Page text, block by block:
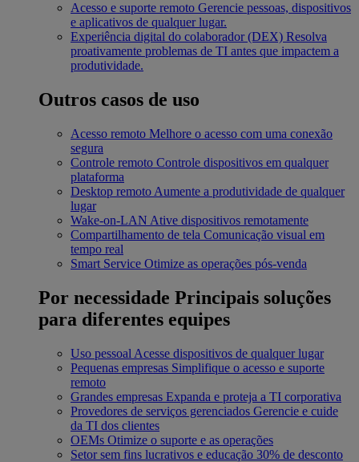
Acesso e suporte remoto Gerencie pessoas, dispositivos
e aplicativos de qualquer lugar.
Experiência digital do colaborador (DEX) Resolva
proativamente problemas de TI antes que impactem a
produtividade.
Outros casos de uso
Acesso remoto Melhore o acesso com uma conexão
segura
Controle remoto Controle dispositivos em qualquer
plataforma
Desktop remoto Aumente a produtividade de qualquer
lugar
Wake-on-LAN Ative dispositivos remotamente
Compartilhamento de tela Comunicação visual em
tempo real
Smart Service Otimize as operações pós-venda
Por necessidade Principais soluções
para diferentes equipes
Uso pessoal Acesse dispositivos de qualquer lugar
Pequenas empresas Simplifique o acesso e suporte
remoto
Grandes empresas Expanda e proteja a TI corporativa
Provedores de serviços gerenciados Gerencie e cuide
da TI dos clientes
OEMs Otimize o suporte e as operações
Setor sem fins lucrativos e educação 30% de desconto